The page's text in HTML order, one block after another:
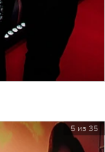
5 из 35